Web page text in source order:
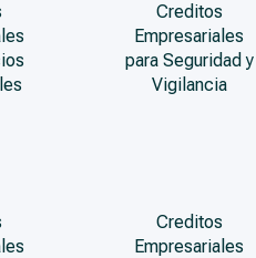
Creditos
Empresariales
para Seguridad y
Vigilancia
Creditos
Empresariales